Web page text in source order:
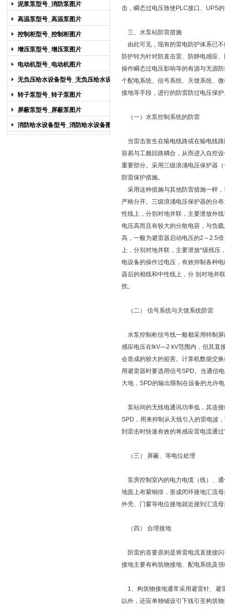
泥浆泵型号_消防泵图片
高温泵型号_高温泵图片
控制柜型号_控制柜图片
增压泵型号_增压泵图片
电动机型号_电动机图片
无负压给水设备型号_无负压给水设备
图片
转子泵型号_转子泵图片
屏蔽泵型号_屏蔽泵图片
消防给水设备型号_消防给水设备图片
击，瞬态过电压致使PLC接口、UPS
三、水泵站防雷措施
由此可见，现有的雷电防护体系已
防护转为针对防直击雷、防静电感应
操作瞬态过电压影响等的有源与无源
个配电系统、信号系统、天馈系统、
接地等手段，进行的防雷防过电压保
（一）水泵控制系统的防雷
当雷击发生在输电线路或在输电线
容易与工频回路耦合，从而进入自控
重要部分。采用三级浪涌电压保护器
防雷保护措施。
采用这种措施与其他防雷措施一样
严格分开。三级浪涌电压保护器的分
性线上，分别对地并联，主要泄放外
电压高而且有较大的分散电容，与负
高，一般为避雷器启动电压的2～2.5
上，分别对地并联，主要泄放*级残压
电设备的操作过电压，有效抑制各种
器后的相线和中性线上，分 别对地并
扰。
（二） 信号系统与天馈系统防雷
水泵控制柜信号线一般都采用特制
感应电压在lkV—2 kV范围内，但其直
会造成的较大的损害。计算机数据交
用避雷器时要选用信号SPD。当通信
大地，SPD的输出限制在设备的允许
泵站间的无线电通讯功率低，其连
SPD，用来抑制从天线引入的雷电波
到雷击时快速有效的将感应雷电流通
（三） 屏蔽、等电位处理
泵房控制室内的电力电缆（线）、
地面上布紫铜排，形成闭环接地汇流
外壳、门窗等电位接地就近接到汇流
（四） 合理接地
防雷的首要原则是将雷电流直接接闪
接地主要有构筑物接地、配电系统及
1、构筑物接地通常采用避雷针、避
以外，还应单独铺设引下线引至构筑